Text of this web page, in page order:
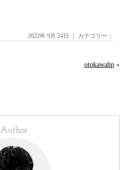
2022年 9月 24日 ｜ カテゴリー：
otokawahp »
Author